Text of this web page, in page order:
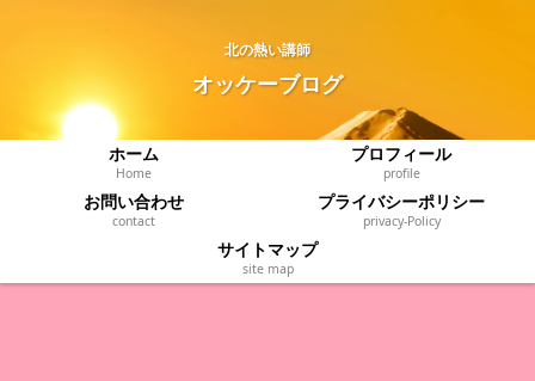
北の熱い講師
オッケーブログ
ホーム
Home
プロフィール
profile
お問い合わせ
contact
プライバシーポリシー
privacy‐Policy
サイトマップ
site map